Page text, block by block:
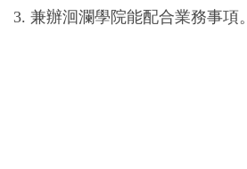
3. 兼辦洄瀾學院能配合業務事項。